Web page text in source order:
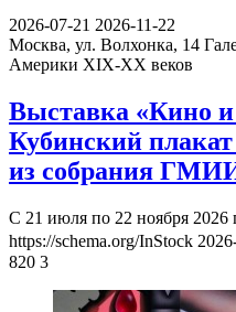
2026-07-21 2026-11-22
Москва, ул. Волхонка, 14
Америки XIX-ХХ веков
Выставка «Кино
Кубинский плакат
из собрания
С 21 июля по 22 ноября 2026
https://schema.org/InStock
820 3